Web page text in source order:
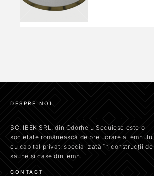
DESPRE NOI
SC. IBEK SRL. din Odorheiu Secuiesc este o
societate românească de prelucrare a lemnului,
cu capital privat, specializată în construcții de
saune și case din lemn.
CONTACT